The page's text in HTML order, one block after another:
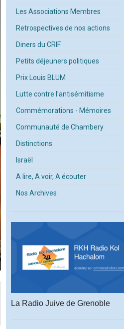
Les Associations Membres
Retrospectives de nos actions
Diners du CRIF
Petits déjeuners politiques
Prix Louis BLUM
Lutte contre l'antisémitisme
Commémorations - Mémoires
Communauté de Chambery
Distinctions
Israël
A lire, A voir, A écouter
Nos Archives
La Radio Juive de Grenoble